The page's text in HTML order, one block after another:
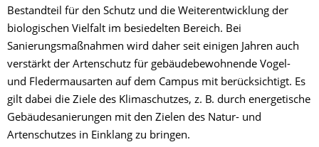
Bestandteil für den Schutz und die Weiterentwicklung der
biologischen Vielfalt im besiedelten Bereich. Bei
Sanierungsmaßnahmen wird daher seit einigen Jahren auch
verstärkt der Artenschutz für gebäudebewohnende Vogel-
und Fledermausarten auf dem Campus mit berücksichtigt. Es
gilt dabei die Ziele des Klimaschutzes, z. B. durch energetische
Gebäudesanierungen mit den Zielen des Natur- und
Artenschutzes in Einklang zu bringen.